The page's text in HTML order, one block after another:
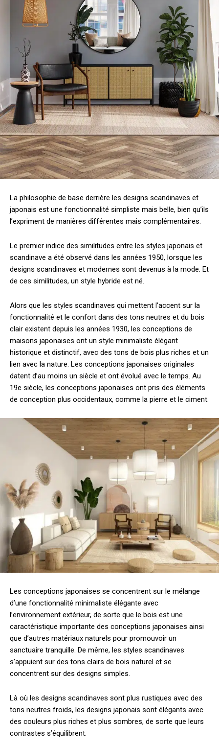
La philosophie de base derrière les designs scandinaves et
japonais est une fonctionnalité simpliste mais belle, bien qu’ils
l’expriment de manières différentes mais complémentaires.
Le premier indice des similitudes entre les styles japonais et
scandinave a été observé dans les années 1950, lorsque les
designs scandinaves et modernes sont devenus à la mode. Et
de ces similitudes, un style hybride est né.
Alors que les styles scandinaves qui mettent l’accent sur la
fonctionnalité et le confort dans des tons neutres et du bois
clair existent depuis les années 1930, les conceptions de
maisons japonaises ont un style minimaliste élégant
historique et distinctif, avec des tons de bois plus riches et un
lien avec la nature. Les conceptions japonaises originales
datent d’au moins un siècle et ont évolué avec le temps. Au
19e siècle, les conceptions japonaises ont pris des éléments
de conception plus occidentaux, comme la pierre et le ciment.
Les conceptions japonaises se concentrent sur le mélange
d’une fonctionnalité minimaliste élégante avec
l’environnement extérieur, de sorte que le bois est une
caractéristique importante des conceptions japonaises ainsi
que d’autres matériaux naturels pour promouvoir un
sanctuaire tranquille. De même, les styles scandinaves
s’appuient sur des tons clairs de bois naturel et se
concentrent sur des designs simples.
Là où les designs scandinaves sont plus rustiques avec des
tons neutres froids, les designs japonais sont élégants avec
des couleurs plus riches et plus sombres, de sorte que leurs
contrastes s’équilibrent.